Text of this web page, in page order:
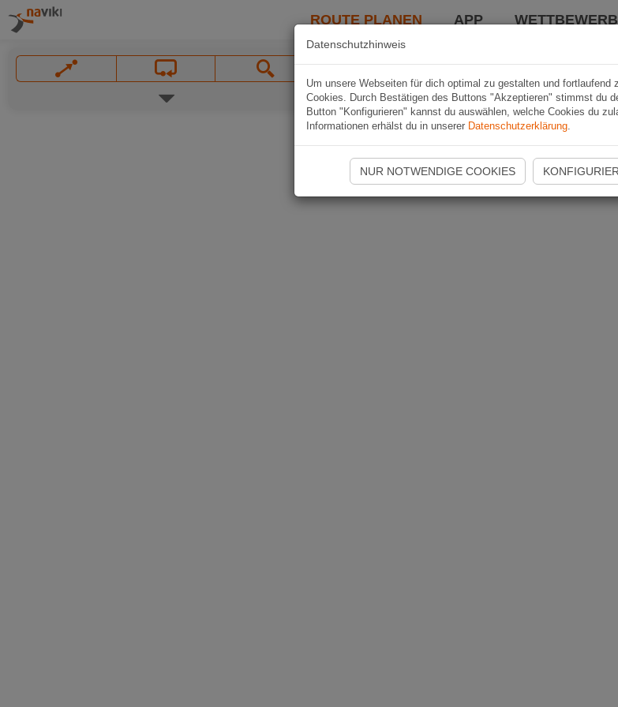
ROUTE PLANEN APP
Datenschutzhinweis
Um unsere Webseiten für dich optimal zu gestalten und fortlaufend
Cookies. Durch Bestätigen des Buttons "Akzeptieren" stimmst du
Button "Konfigurieren" kannst du auswählen, welche Cookies du
Informationen erhälst du in unserer Datenschutzerklärung.
NUR NOTWENDIGE COOKIES